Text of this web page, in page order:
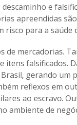
e
apreendidas
risco para a saúde
de mercadorias.
itens falsificados.
gerando um
reflexos em
ao escravo.
ambiente de